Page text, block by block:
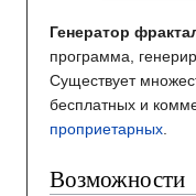
Генератор
программа,
Существует
бесплатных и
проприетарных.
Возможности